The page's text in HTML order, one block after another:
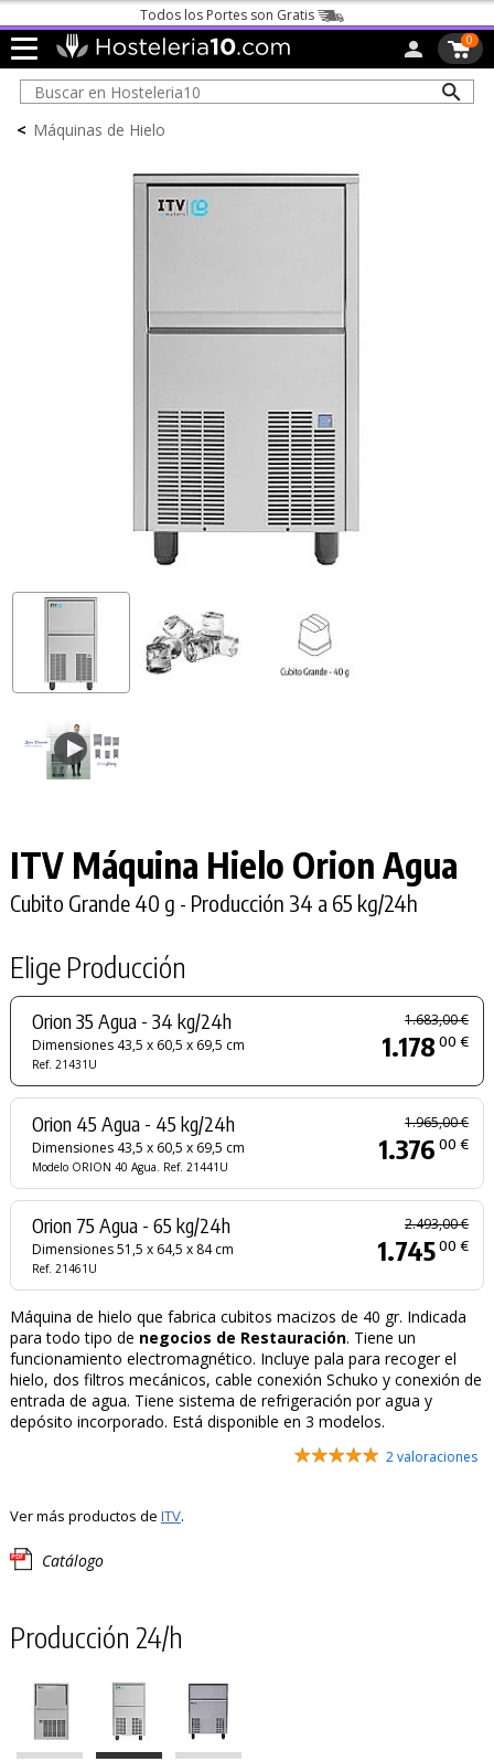
Todos los Portes son Gratis
0
< Máquinas de Hielo
ITV Máquina Hielo Orion Agua
Cubito Grande 40 g - Producción 34 a 65 kg/24h
Elige Producción
Orion 35 Agua - 34 kg/24h
Dimensiones 43,5 x 60,5 x 69,5 cm
Ref. 21431U
1.683,00 €
1.178 00 €
Orion 45 Agua - 45 kg/24h
Dimensiones 43,5 x 60,5 x 69,5 cm
Modelo ORION 40 Agua. Ref. 21441U
1.965,00 €
1.376 00 €
Orion 75 Agua - 65 kg/24h
Dimensiones 51,5 x 64,5 x 84 cm
Ref. 21461U
2.493,00 €
1.74500 €
Máquina de hielo que fabrica cubitos macizos de 40 gr. Indicada
para todo tipo de negocios de Restauración. Tiene un
funcionamiento electromagnético. Incluye pala para recoger el
hielo, dos filtros mecánicos, cable conexión Schuko y conexión de
entrada de agua. Tiene sistema de refrigeración por agua y
depósito incorporado. Está disponible en 3 modelos.
2 valoraciones
Ver más productos de ITV.
Catálogo
Producción 24/h